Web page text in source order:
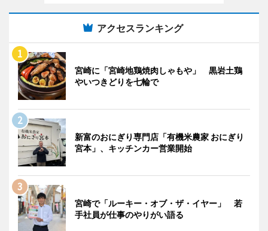
アクセスランキング
宮崎に「宮崎地鶏焼肉しゃもや」 黒岩土鶏
やいつきどりを七輪で
新富のおにぎり専門店「有機米農家 おにぎり
宮本」、キッチンカー営業開始
宮崎で「ルーキー・オブ・ザ・イヤー」 若
手社員が仕事のやりがい語る